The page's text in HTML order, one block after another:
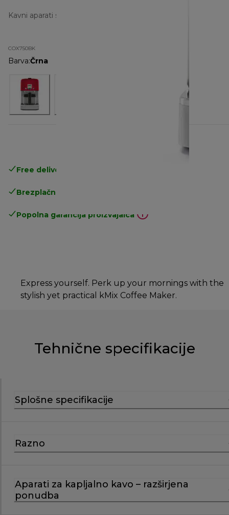
Kavni aparati s filtrom
COX750BK
Barva:Črna
Free delivery in 1-3 days
Brezplačna vračila
Popolna garancija proizvajalca
Express yourself. Perk up your mornings with the
stylish yet practical kMix Coffee Maker.
Tehnične specifikacije
Splošne specifikacije
Razno
Aparati za kapljalno kavo – razširjena
ponudba